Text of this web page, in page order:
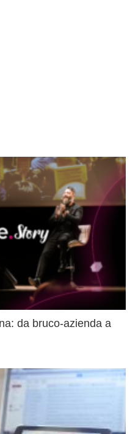
da bruco-azienda a